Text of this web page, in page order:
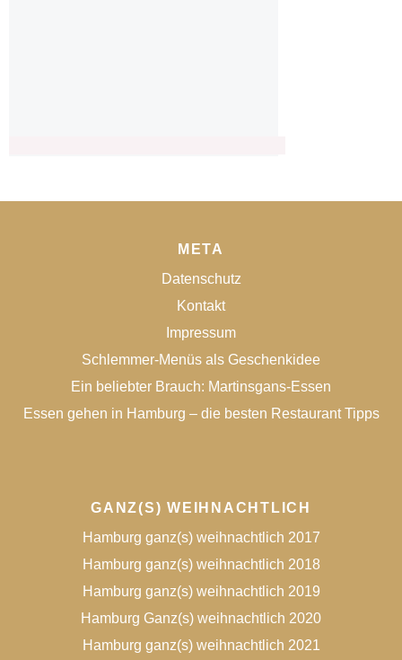
META
Datenschutz
Kontakt
Impressum
Schlemmer-Menüs als Geschenkidee
Ein beliebter Brauch: Martinsgans-Essen
Essen gehen in Hamburg – die besten Restaurant Tipps
GANZ(S) WEIHNACHTLICH
Hamburg ganz(s) weihnachtlich 2017
Hamburg ganz(s) weihnachtlich 2018
Hamburg ganz(s) weihnachtlich 2019
Hamburg Ganz(s) weihnachtlich 2020
Hamburg ganz(s) weihnachtlich 2021